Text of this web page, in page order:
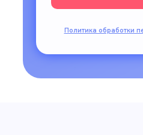
Политика обработки